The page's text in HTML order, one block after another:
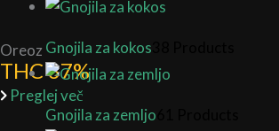
Gnojila za kokos
Gnojila za zemljo
Oreoz
THC 37%
Preglej več